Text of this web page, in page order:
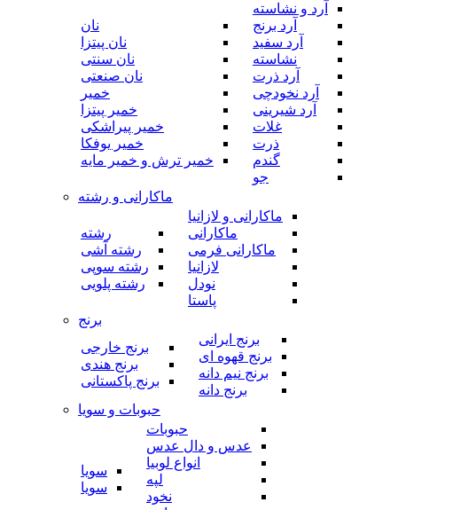
آرد و نشاسته
آرد برنج
آرد سفید
نشاسته
آرد ذرت
آرد نخودچی
آرد شیرینی
غلات
ذرت
گندم
جو
نان
نان پیتزا
نان سنتی
نان صنعتی
خمیر
خمیر پیتزا
خمیر پیراشکی
خمیر یوفکا
خمیر ترش و خمیر مایه
ماکارانی و رشته
ماکارانی و لازانیا
ماکارانی
ماکارانی فرمی
لازانیا
نودل
پاستا
رشته
رشته آشی
رشته سوپی
رشته پلویی
برنج
برنج ایرانی
برنج قهوه ای
برنج نیم دانه
برنج دانه
برنج خارجی
برنج هندی
برنج پاکستانی
حبوبات و سویا
حبوبات
عدس و دال عدس
انواع لوبیا
لپه
نخود
سویا
سویا